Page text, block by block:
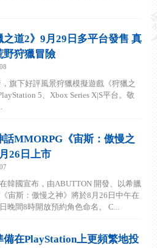
之道2》9月29日多平台發售 真
野狩獵冒險
，旗下好評風景狩獵模擬遊戲《狩獵之
5、Xbox Series X|S平台。敬
話MMORPG《宙斯：傲慢之
26日上市
韓國宣布，由ABUTTON 開發、以希臘
宙斯：傲慢之神》將於8月26日中午在
晚間8時開放預約角色命名。 C...
備在PlayStation上更頻繁地投